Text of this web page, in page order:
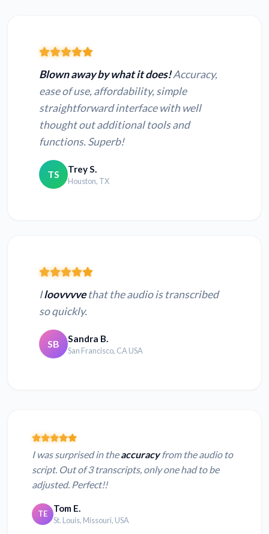
Blown away by what it does!Accuracy,
ease of use, affordability, simple
straightforward interface with well
thought out additional tools and
functions. Superb!
TS Trey S.
Houston, TX
Iloovvvvethat the audio is transcribed
so quickly.
SB Sandra B.
San Francisco, CA USA
I was surprised in theaccuracyfrom the audio to
script. Out of 3 transcripts, only one had to be
adjusted. Perfect!!
TE Tom E.
St. Louis, Missouri, USA